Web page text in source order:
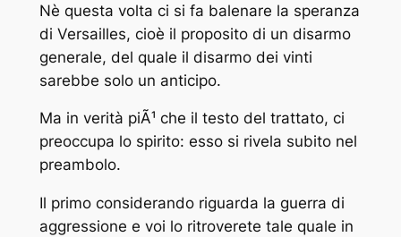
Nè questa volta ci si fa balenare la speranza
di Versailles, cioè il proposito di un disarmo
generale, del quale il disarmo dei vinti
sarebbe solo un anticipo.
Ma in verità piÃ¹ che il testo del trattato, ci
preoccupa lo spirito: esso si rivela subito nel
preambolo.
Il primo considerando riguarda la guerra di
aggressione e voi lo ritroverete tale quale in